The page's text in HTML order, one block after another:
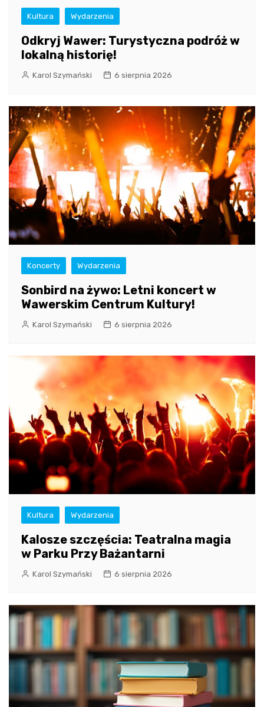
Kultura Wydarzenia
Odkryj Wawer: Turystyczna podróż w
lokalną historię!
Karol Szymański 6 sierpnia 2026
Koncerty Wydarzenia
Sonbird na żywo: Letni koncert w
Wawerskim Centrum Kultury!
Karol Szymański 6 sierpnia 2026
Kultura Wydarzenia
Kalosze szczęścia: Teatralna magia
w Parku Przy Bażantarni
Karol Szymański 6 sierpnia 2026